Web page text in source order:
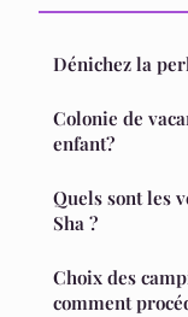
Dénichez la
Colonie de
enfant?
Quels sont les
Sha ?
Choix des
comment